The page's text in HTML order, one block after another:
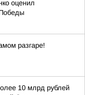
оценил
разгаре!
10 млрд рублей